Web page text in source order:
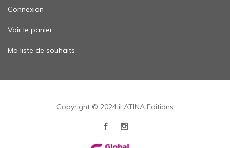
Connexion
Voir le panier
Ma liste de souhaits
Copyright © 2024 iLATINA Editions